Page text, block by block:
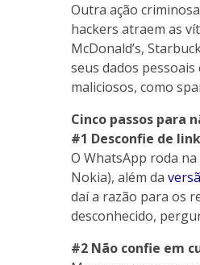
Outra ação
hackers atraem as
McDonald’s,
seus dados
maliciosos, como
Cinco passos para
#1 Desconfie de
O WhatsApp roda
Nokia), além da
daí a razão para os
desconhecido,
#2 Não confie em